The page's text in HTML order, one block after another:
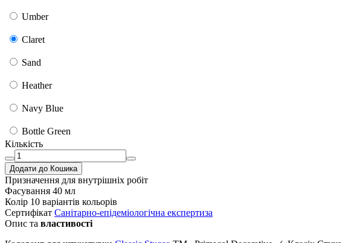
Umber
Claret
Sand
Heather
Navy Blue
Bottle Green
Кількість
Додати до Кошика
Призначення для внутрішніх робіт
Фасування 40 мл
Колір 10 варіантів кольорів
Сертифікат Санітарно-епідеміологічна експертиза
Опис та властивості